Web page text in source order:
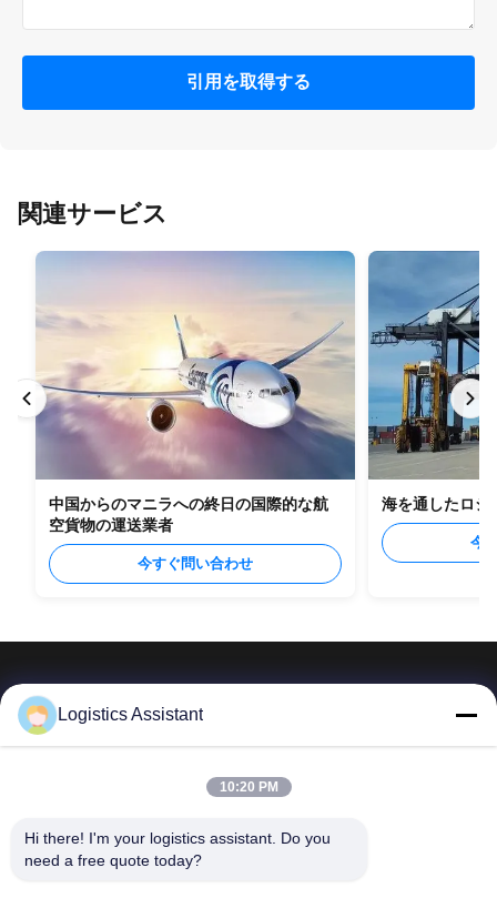
引用を取得する
関連サービス
中国からのマニラへの終日の国際的な航
空貨物の運送業者
今すぐ問い合わせ
海を通したロシ
今
私たちを選べば、決して忘れられない体験を
簡単なリンク 連絡 ください
Logistics Assistant
10:20 PM
Hi there! I'm your logistics assistant. Do you
need a free quote today?